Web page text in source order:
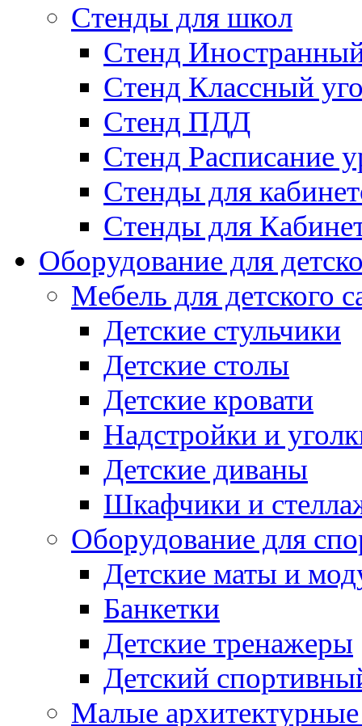
Стенды для школ
Стенд
Стенд Классный
Стенд ПДД
Стенд Расписание
Стенды для
Стенды для
Оборудование для
Мебель для детского
Детские стульчики
Детские столы
Детские кровати
Надстройки и
Детские диваны
Шкафчики и
Оборудование для
Детские маты и
Банкетки
Детские тренажеры
Детский
Малые